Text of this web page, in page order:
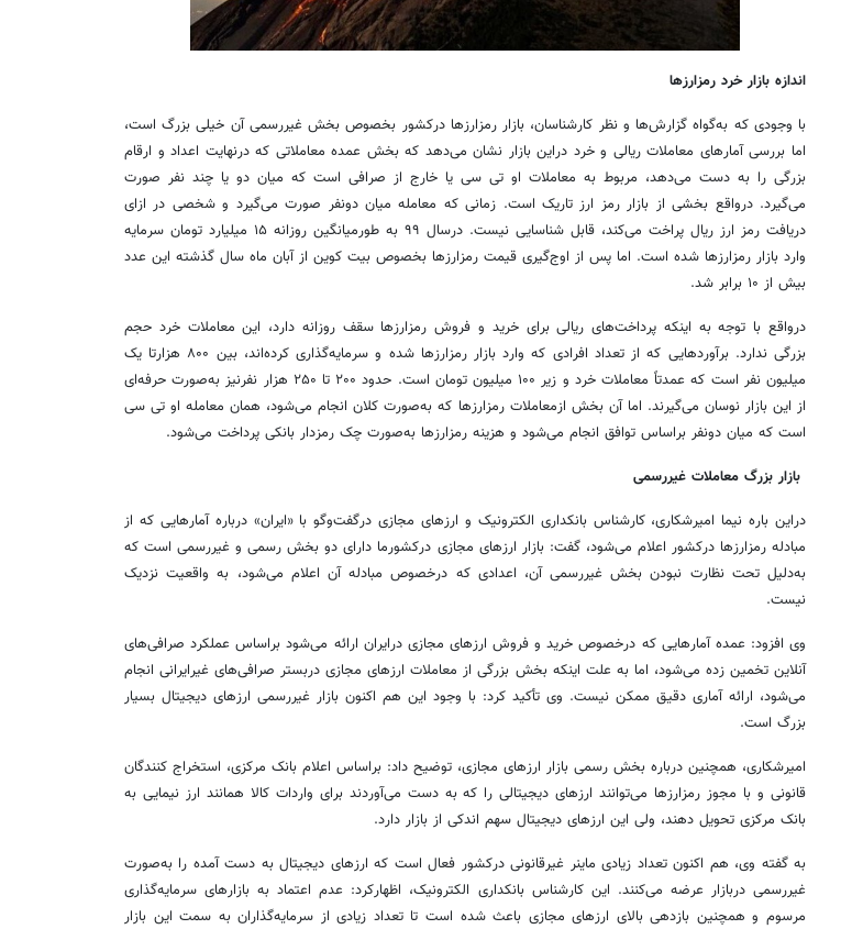
اندازه بازار خرد رمزارزها
با وجودی که به‌گواه گزارش‌ها و نظر کارشناسان، بازار رمزارزها درکشور بخصوص بخش غیررسمی آن خیلی بزرگ است،
اما بررسی آمارهای معاملات ریالی و خرد دراین بازار نشان می‌دهد که بخش عمده معاملاتی که درنهایت اعداد و ارقام
بزرگی را به دست می‌دهد، مربوط به معاملات او تی سی یا خارج از صرافی است که میان دو یا چند نفر صورت
می‌گیرد. درواقع بخشی از بازار رمز ارز تاریک است. زمانی که معامله میان دونفر صورت می‌گیرد و شخصی در ازای
دریافت رمز ارز ریال پراخت می‌کند، قابل شناسایی نیست. درسال ۹۹ به طورمیانگین روزانه ۱۵ میلیارد تومان سرمایه
وارد بازار رمزارزها شده است. اما پس از اوج‌گیری قیمت رمزارزها بخصوص بیت کوین از آبان ماه سال گذشته این عدد
بیش از ۱۰ برابر شد.
درواقع با توجه به اینکه پرداخت‌های ریالی برای خرید و فروش رمزارزها سقف روزانه دارد، این معاملات خرد حجم
بزرگی ندارد. برآوردهایی که از تعداد افرادی که وارد بازار رمزارزها شده و سرمایه‌گذاری کرده‌اند، بین ۸۰۰ هزارتا یک
میلیون نفر است که عمدتاً معاملات خرد و زیر ۱۰۰ میلیون تومان است. حدود ۲۰۰ تا ۲۵۰ هزار نفرنیز به‌صورت حرفه‌ای
از این بازار نوسان می‌گیرند. اما آن بخش ازمعاملات رمزارزها که به‌صورت کلان انجام می‌شود، همان معامله او تی سی
است که میان دونفر براساس توافق انجام می‌شود و هزینه رمزارزها به‌صورت چک رمزدار بانکی پرداخت می‌شود.
بازار بزرگ معاملات غیررسمی
دراین باره نیما امیرشکاری، کارشناس بانکداری الکترونیک و ارزهای مجازی درگفت‌وگو با «ایران» درباره آمارهایی که از
مبادله رمزارزها درکشور اعلام می‌شود، گفت: بازار ارزهای مجازی درکشورما دارای دو بخش رسمی و غیررسمی است که
به‌دلیل تحت نظارت نبودن بخش غیررسمی آن، اعدادی که درخصوص مبادله آن اعلام می‌شود، به واقعیت نزدیک
نیست.
وی افزود: عمده آمارهایی که درخصوص خرید و فروش ارزهای مجازی درایران ارائه می‌شود براساس عملکرد صرافی‌های
آنلاین تخمین زده می‌شود، اما به علت اینکه بخش بزرگی از معاملات ارزهای مجازی دربستر صرافی‌های غیرایرانی انجام
می‌شود، ارائه آماری دقیق ممکن نیست. وی تأکید کرد: با وجود این هم اکنون بازار غیررسمی ارزهای دیجیتال بسیار
بزرگ است.
امیرشکاری، همچنین درباره بخش رسمی بازار ارزهای مجازی، توضیح داد: براساس اعلام بانک مرکزی، استخراج کنندگان
قانونی و با مجوز رمزارزها می‌توانند ارزهای دیجیتالی را که به دست می‌آوردند برای واردات کالا همانند ارز نیمایی به
بانک مرکزی تحویل دهند، ولی این ارزهای دیجیتال سهم اندکی از بازار دارد.
به گفته وی، هم اکنون تعداد زیادی ماینر غیرقانونی درکشور فعال است که ارزهای دیجیتال به دست آمده را به‌صورت
غیررسمی دربازار عرضه می‌کنند. این کارشناس بانکداری الکترونیک، اظهارکرد: عدم اعتماد به بازارهای سرمایه‌گذاری
مرسوم و همچنین بازدهی بالای ارزهای مجازی باعث شده است تا تعداد زیادی از سرمایه‌گذاران به سمت این بازار